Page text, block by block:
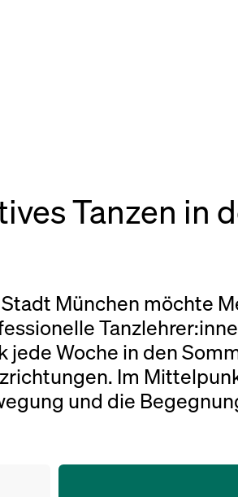
Tanzen in
München möchte
jede Woche in den
Im
und die